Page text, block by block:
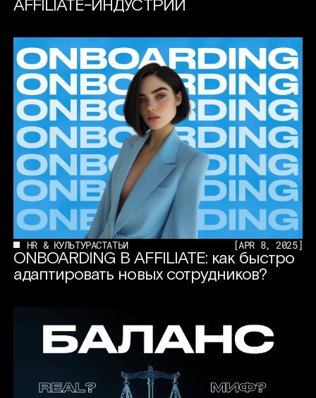
AFFILIATE-ИНДУСТРИИ
HR & КУЛЬТУРАСТАТЬИ [APR 8, 2025]
ONBOARDING В AFFILIATE: как быстро
адаптировать новых сотрудников?